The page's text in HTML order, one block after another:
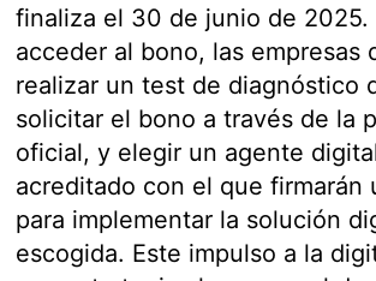
finaliza el 30 de junio de 2025.
acceder al bono, las empresas
realizar un test de diagnóstico
solicitar el bono a través de la
oficial, y elegir un agente
acreditado con el que firmarán
para implementar la solución
escogida. Este impulso a la